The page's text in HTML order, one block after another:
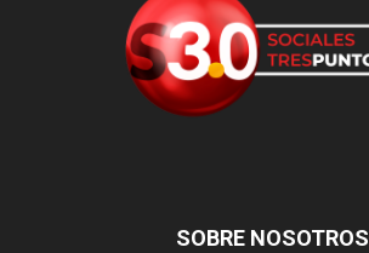
SOBRE NOSOTROS